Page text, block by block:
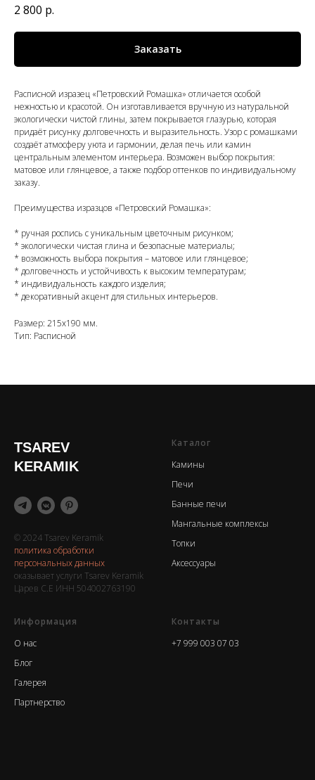
2 800 р.
Заказать
Расписной изразец «Петровский Ромашка» отличается особой
нежностью и красотой. Он изготавливается вручную из натуральной
экологически чистой глины, затем покрывается глазурью, которая
придаёт рисунку долговечность и выразительность. Узор с ромашками
создаёт атмосферу уюта и гармонии, делая печь или камин
центральным элементом интерьера. Возможен выбор покрытия:
матовое или глянцевое, а также подбор оттенков по индивидуальному
заказу.
Преимущества изразцов «Петровский Ромашка»:
* ручная роспись с уникальным цветочным рисунком;
* экологически чистая глина и безопасные материалы;
* возможность выбора покрытия – матовое или глянцевое;
* долговечность и устойчивость к высоким температурам;
* индивидуальность каждого изделия;
* декоративный акцент для стильных интерьеров.
Размер: 215x190 мм.
Тип: Расписной
TSAREV
KERAMIK
© 2024 Tsarev Keramik
политика обработки
персональных данных
оказывает услуги Tsarev Keramik
Царев С.Е ИНН 504002763190
Каталог
Камины
Печи
Банные печи
Мангальные комплексы
Топки
Аксессуары
Информация
О нас
Блог
Галерея
Партнерство
Контакты
+7 999 003 07 03